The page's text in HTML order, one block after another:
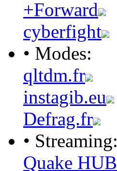
+Forward
cyberfight
• Modes:
qltdm.fr
instagib.eu
Defrag.fr
• Streaming:
Quake HUB